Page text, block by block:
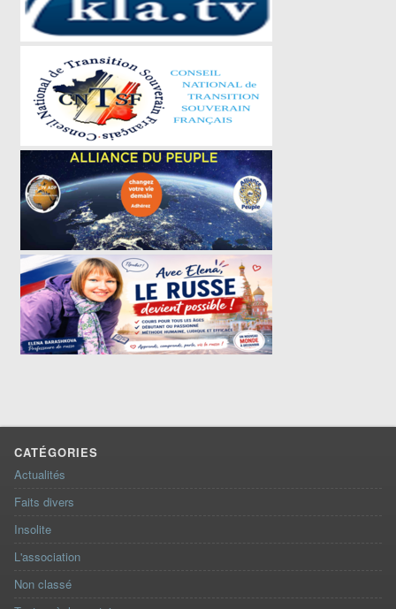
CATÉGORIES
Actualités
Faits divers
Insolite
L'association
Non classé